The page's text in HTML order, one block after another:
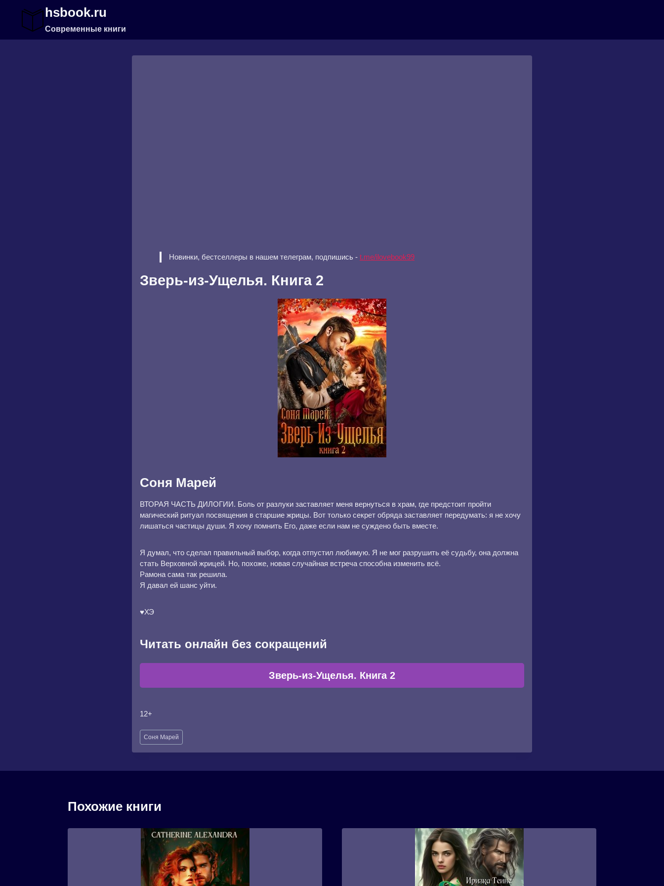
содержимому
hsbook.ru
Современные книги
Новинки, бестселлеры в нашем телеграм, подпишись - t.me/ilovebook99
Зверь-из-Ущелья. Книга 2
Соня Марей
ВТОРАЯ ЧАСТЬ ДИЛОГИИ. Боль от разлуки заставляет меня вернуться в храм, где предстоит пройти
магический ритуал посвящения в старшие жрицы. Вот только секрет обряда заставляет передумать: я не хочу
лишаться частицы души. Я хочу помнить Его, даже если нам не суждено быть вместе.
Я думал, что сделал правильный выбор, когда отпустил любимую. Я не мог разрушить её судьбу, она должна
стать Верховной жрицей. Но, похоже, новая случайная встреча способна изменить всё.
Рамона сама так решила.
Я давал ей шанс уйти.
♥ХЭ
Читать онлайн без сокращений
Зверь-из-Ущелья. Книга 2
12+
Метки
записи:
Соня Марей
Похожие книги